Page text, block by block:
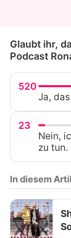
Glaubt ihr,
Podcast
520
Ja,
23
Nein,
zu tun.
In diesem